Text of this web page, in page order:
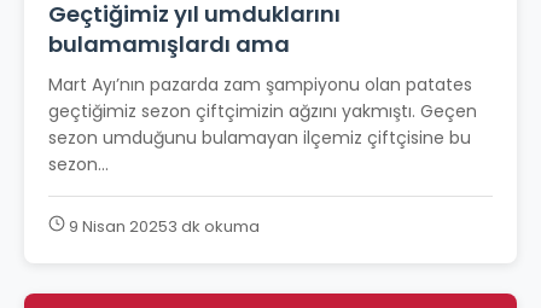
Geçtiğimiz yıl umduklarını
bulamamışlardı ama
Mart Ayı’nın pazarda zam şampiyonu olan patates
geçtiğimiz sezon çiftçimizin ağzını yakmıştı. Geçen
sezon umduğunu bulamayan ilçemiz çiftçisine bu
sezon...
9 Nisan 20253 dk okuma